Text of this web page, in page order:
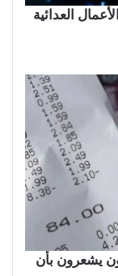
العدائية
الهولنديون يشعرون بأن